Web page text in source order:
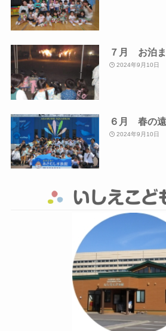
７月 お泊
2024年9月10日
６月 春の
2024年9月10日